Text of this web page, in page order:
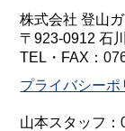
株式会社 登山
〒923-0912 石
TEL・FAX：
プライバシーポ
山本スタッフ：